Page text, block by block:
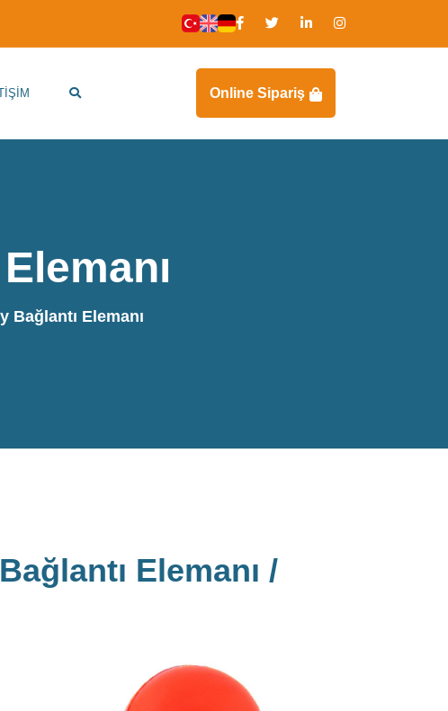
Online Sipariş
Bağlantı Elemanı
Elemanı /